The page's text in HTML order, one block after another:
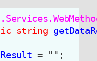
string
Result = "";